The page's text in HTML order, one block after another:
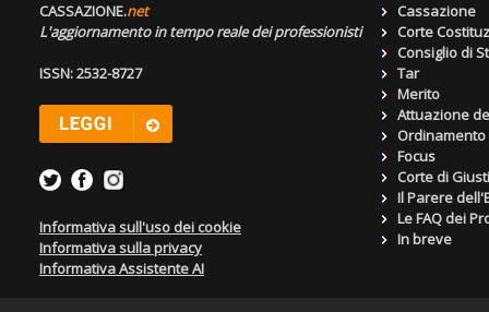
CASSAZIONE.net
L'aggiornamento in tempo reale dei professionisti
ISSN: 2532-8727
Informativa sull'uso dei cookie
Informativa sulla privacy
Informativa Assistente AI
Cassazione
Corte
Consiglio di
Tar
Merito
Attuazione
Focus
Corte di
Il Parere
Le FAQ dei
In breve